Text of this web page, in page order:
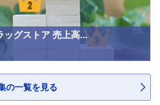
ッグストア 売上高...
の一覧を見る